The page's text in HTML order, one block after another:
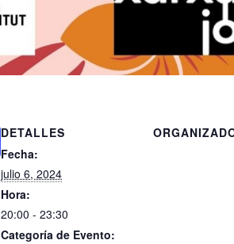
DETALLES
Fecha:
julio 6, 2024
Hora:
20:00 - 23:30
Categoría de Evento: